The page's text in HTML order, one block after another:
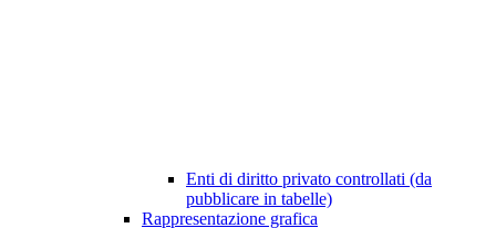
Enti di diritto privato controllati (da
pubblicare in tabelle)
Rappresentazione grafica